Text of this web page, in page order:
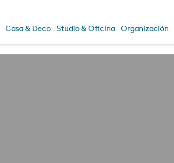
Casa & Deco Studio & Oficina Organización